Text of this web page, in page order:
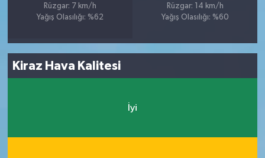
Rüzgar: 7 km/h
Yağış Olasılığı: %62
Rüzgar: 14 km/h
Yağış Olasılığı: %60
Kiraz Hava Kalitesi
İyi